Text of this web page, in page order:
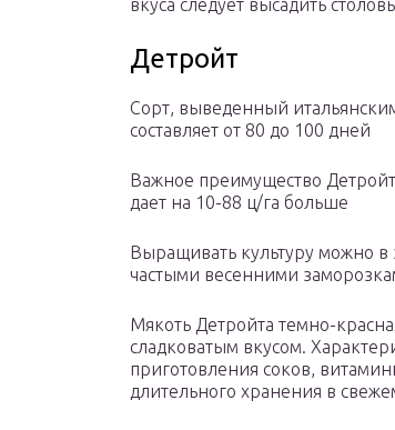
вкуса следует высадить
Детройт
Сорт, выведенный
составляет от 80 до 100 дней
Важное преимущество
дает на 10-88 ц/га больше
Выращивать культуру можно в
частыми весенними
Мякоть Детройта темно-
сладковатым вкусом.
приготовления соков,
длительного хранения в